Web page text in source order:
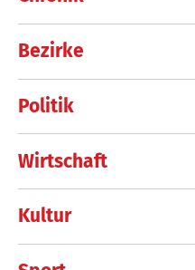
Bezirke
Politik
Wirtschaft
Kultur